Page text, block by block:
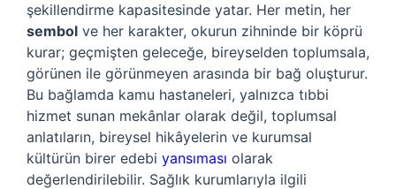
şekillendirme kapasitesinde yatar. Her metin, her
sembol ve her karakter, okurun zihninde bir köprü
kurar; geçmişten geleceğe, bireyselden toplumsala,
görünen ile görünmeyen arasında bir bağ oluşturur.
Bu bağlamda kamu hastaneleri, yalnızca tıbbi
hizmet sunan mekânlar olarak değil, toplumsal
anlatıların, bireysel hikâyelerin ve kurumsal
kültürün birer edebi yansıması olarak
değerlendirilebilir. Sağlık kurumlarıyla ilgili